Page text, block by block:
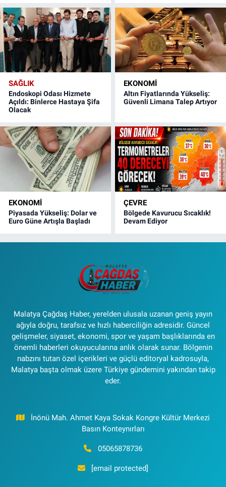
SAĞLIK
Endoskopi Odası Hizmete
Açıldı: Binlerce Hastaya Şifa
Olacak
EKONOMI
Altın Fiyatlarında Yükseliş:
Güvenli Limana Talep Artıyor
EKONOMI
Piyasada Yükseliş: Dolar ve
Euro Güne Artışla Başladı
ÇEVRE
Bölgede Kavurucu Sıcaklık!
Devam Ediyor
Malatya Çağdaş Haber, yerelden ulusala uzanan geniş yayın
ağıyla doğru, tarafsız ve hızlı haberciliğin adresidir. Güncel
gelişmeler, siyaset, ekonomi, spor ve yaşam başlıklarında en
önemli haberleri okuyucularına anlık olarak sunar. Bölgenin
nabzını tutan özel içerikleri ve güçlü editoryal kadrosuyla,
Malatya başta olmak üzere Türkiye gündemini yakından takip
eder.
İnönü Mah. Ahmet Kaya Sokak Kongre Kültür Merkezi
Basın Konteynırları
05065878736
[email protected]